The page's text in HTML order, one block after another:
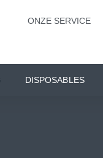
ONZE SERVICE
DISPOSABLES